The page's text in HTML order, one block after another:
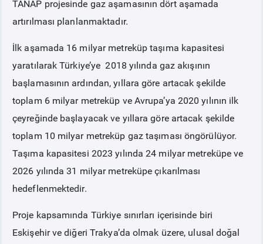
TANAP projesinde gaz aşamasının dört aşamada
artırılması planlanmaktadır.
İlk aşamada 16 milyar metreküp taşıma kapasitesi
yaratılarak Türkiye’ye 2018 yılında gaz akışının
başlamasının ardından, yıllara göre artacak şekilde
toplam 6 milyar metreküp ve Avrupa’ya 2020 yılının ilk
çeyreğinde başlayacak ve yıllara göre artacak şekilde
toplam 10 milyar metreküp gaz taşıması öngörülüyor.
Taşıma kapasitesi 2023 yılında 24 milyar metreküpe ve
2026 yılında 31 milyar metreküpe çıkarılması
hedeflenmektedir.
Proje kapsamında Türkiye sınırları içerisinde biri
Eskişehir ve diğeri Trakya’da olmak üzere, ulusal doğal